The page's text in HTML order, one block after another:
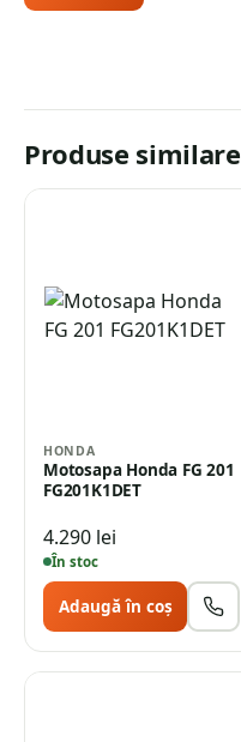
Produse similare
HONDA
Motosapa Honda FG 201
FG201K1DET
4.290 lei
În stoc
Adaugă în coș